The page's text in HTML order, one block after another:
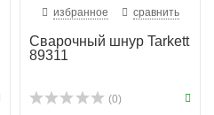
избранное сравнить
Сварочный шнур Tarkett
89311
(0)